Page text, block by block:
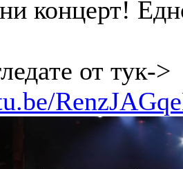
концерт!
от тук->